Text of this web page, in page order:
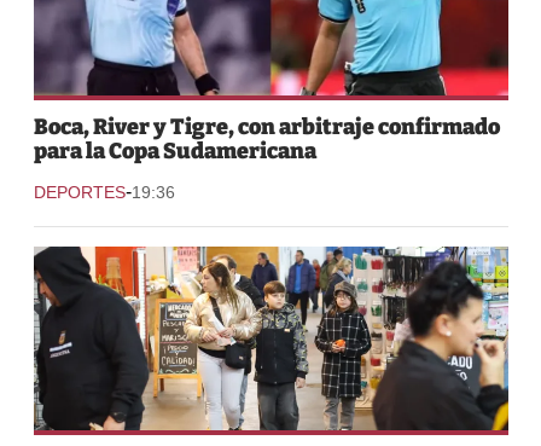
Boca, River y Tigre, con arbitraje confirmado
para la Copa Sudamericana
DEPORTES-19:36